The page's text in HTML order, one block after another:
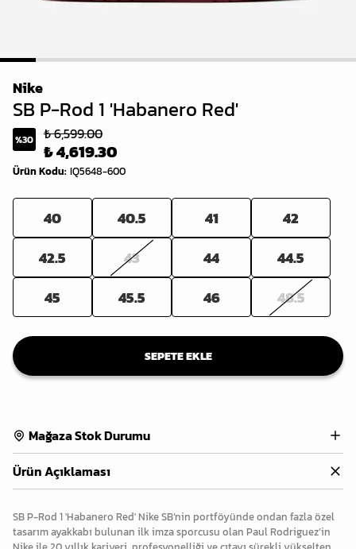
1 2 3 4 5 6 7 8 9 10
Nike
SB P-Rod 1 'Habanero Red'
%30 ₺ 6,599.00
₺ 4,619.30
Ürün Kodu: IQ5648-600
40 40.5 41
42
42.5
43 44
44.5
45
45.5 46 48.5
SEPETE EKLE
Mağaza Stok Durumu
Ürün Açıklaması
SB P-Rod 1 'Habanero Red' Nike SB’nin portföyünde ondan fazla özel
tasarım ayakkabı bulunan ilk imza sporcusu olan Paul Rodriguez’in